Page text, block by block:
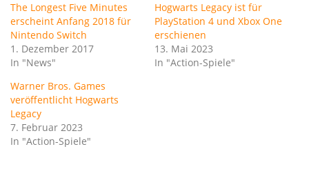
The Longest Five Minutes
erscheint Anfang 2018 für
Nintendo Switch
1. Dezember 2017
In "News"
Hogwarts Legacy ist für
PlayStation 4 und Xbox One
erschienen
13. Mai 2023
In "Action-Spiele"
Warner Bros. Games
veröffentlicht Hogwarts
Legacy
7. Februar 2023
In "Action-Spiele"